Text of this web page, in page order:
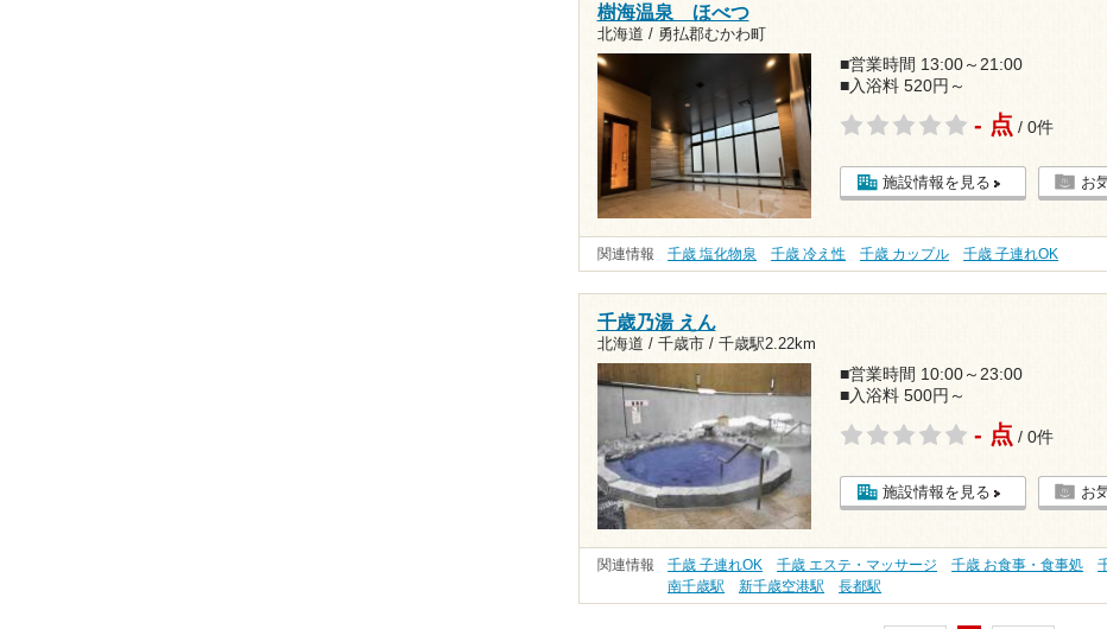
樹海温泉 ほべつ
北海道 / 勇払郡むかわ町
■営業時間 13:00～21:00
■入浴料 520円～
- 点 / 0件
施設情報を見る お
関連情報 千歳 塩化物泉 千歳 冷え性 千歳 カップル 千歳 子連れOK
千歳乃湯 えん
北海道 / 千歳市 / 千歳駅2.22km
■営業時間 10:00～23:00
■入浴料 500円～
- 点 / 0件
施設情報を見る お
関連情報 千歳 子連れOK 千歳 エステ・マッサージ 千歳 お食事・食事処
南千歳駅
新千歳空港駅 長都駅